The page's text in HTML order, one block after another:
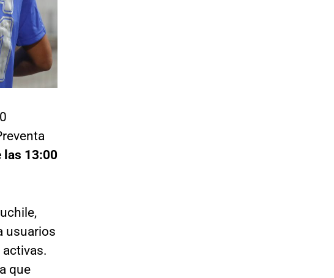
las 13:00
usuarios
que